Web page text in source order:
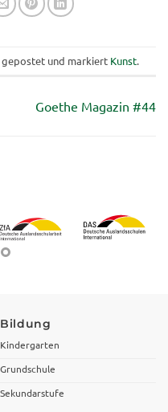
gepostet und markiert Kunst.
Goethe Magazin #44
Bildung
Kindergarten
Grundschule
Sekundarstufe